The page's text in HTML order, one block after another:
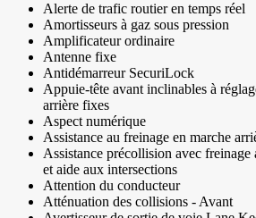
Alerte de trafic routier en temps réel
Amortisseurs à gaz sous pression
Amplificateur ordinaire
Antenne fixe
Antidémarreur SecuriLock
Appuie-tête avant inclinables à
arrière fixes
Aspect numérique
Assistance au freinage en marche
Assistance précollision avec freinage
et aide aux intersections
Attention du conducteur
Atténuation des collisions - Avant